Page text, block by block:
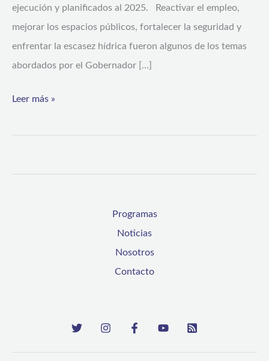
ejecución y planificados al 2025. Reactivar el empleo,
mejorar los espacios públicos, fortalecer la seguridad y
enfrentar la escasez hídrica fueron algunos de los temas
abordados por el Gobernador […]
Gobernador
y
alcaldes
Leer más »
Programas
Noticias
Nosotros
Contacto